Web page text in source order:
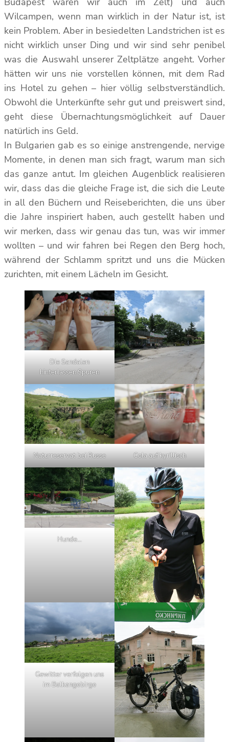
Wilcampen, wenn man wirklich in der Natur ist, ist
kein Problem. Aber in besiedelten Landstrichen ist es
nicht wirklich unser Ding und wir sind sehr penibel
was die Auswahl unserer Zeltplätze angeht. Vorher
hätten wir uns nie vorstellen können, mit dem Rad
ins Hotel zu gehen – hier völlig selbstverständlich.
Obwohl die Unterkünfte sehr gut und preiswert sind,
geht diese Übernachtungsmöglichkeit auf Dauer
natürlich ins Geld.
In Bulgarien gab es so einige anstrengende, nervige
Momente, in denen man sich fragt, warum man sich
das ganze antut. Im gleichen Augenblick realisieren
wir, dass das die gleiche Frage ist, die sich die Leute
in all den Büchern und Reiseberichten, die uns über
die Jahre inspiriert haben, auch gestellt haben und
wir merken, dass wir genau das tun, was wir immer
wollten – und wir fahren bei Regen den Berg hoch,
während der Schlamm spritzt und uns die Mücken
zurichten, mit einem Lächeln im Gesicht.
Die Sandalen
hinterlassen Spuren
Naturreservat bei Russe Cola auf kyrillisch
Hunde…
Gewitter verfolgen uns
im Balkangebirge